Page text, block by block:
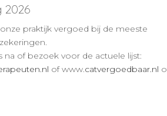
praktijk vergoed bij de meeste
na of bezoek voor de actuele lijst:
of www.catvergoedbaar.nl